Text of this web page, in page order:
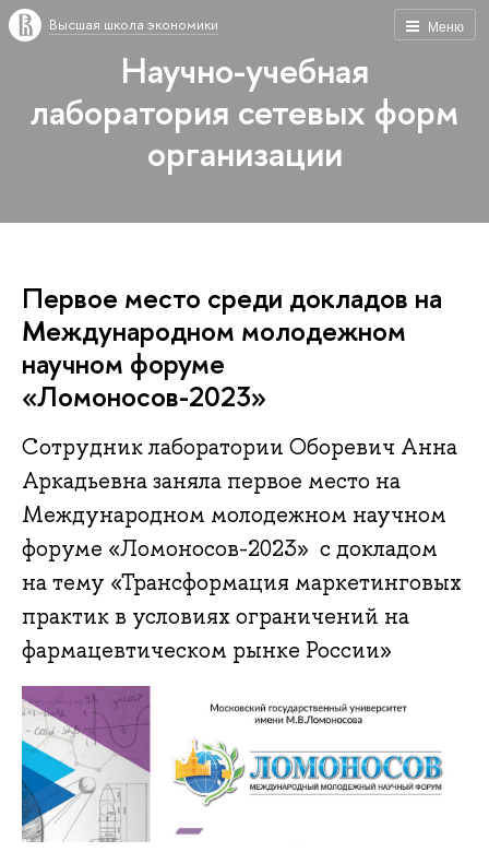
Меню
Высшая школа экономики
Научно-учебная
лаборатория сетевых форм
организации
Первое место среди докладов на
Международном молодежном
научном форуме
«Ломоносов-2023»
Сотрудник лаборатории Оборевич Анна
Аркадьевна заняла первое место на
Международном молодежном научном
форуме «Ломоносов-2023» с докладом
на тему «Трансформация маркетинговых
практик в условиях ограничений на
фармацевтическом рынке России»